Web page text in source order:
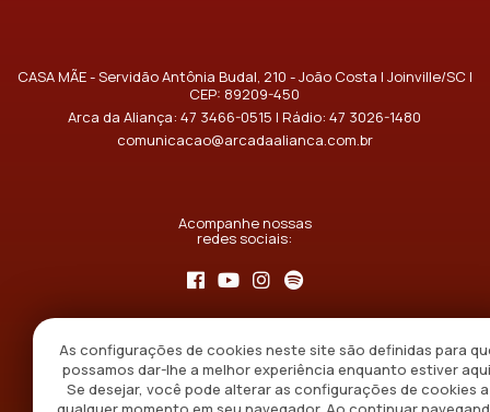
As configurações de cookies neste site são definidas para
possamos dar-lhe a melhor experiência enquanto estiver
Se desejar, você pode alterar as configurações de cookies a
CASA MÃE - Servidão Antônia Budal, 210 - João Costa | Joinville/SC |
CEP: 89209-450
Arca da Aliança:47 3466-0515 | Rádio:47 3026-1480
comunicacao@arcadaalianca.com.br
Acompanhe nossas
redes sociais: